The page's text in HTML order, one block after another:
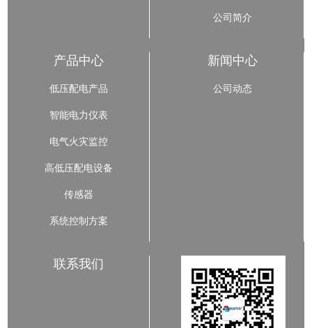
公司简介
产品中心
低压配电产品
智能电力仪表
电气火灾监控
高低压配电设备
传感器
系统控制方案
新闻中心
公司动态
联系我们